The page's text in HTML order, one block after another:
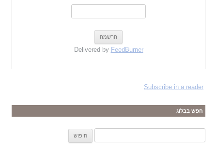
Delivered by FeedBurner
Subscribe in a reader
חפש בבלוג